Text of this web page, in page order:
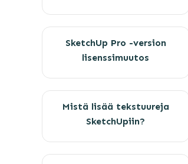
SketchUp Pro -version
lisenssimuutos
Mistä lisää tekstuureja
SketchUpiin?